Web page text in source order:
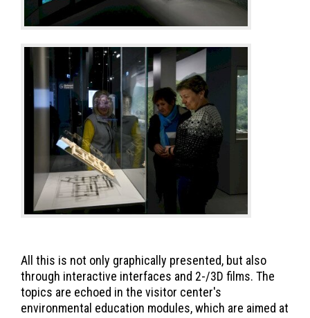
All this is not only graphically presented, but also
through interactive interfaces and 2-/3D films. The
topics are echoed in the visitor center's
environmental education modules, which are aimed at